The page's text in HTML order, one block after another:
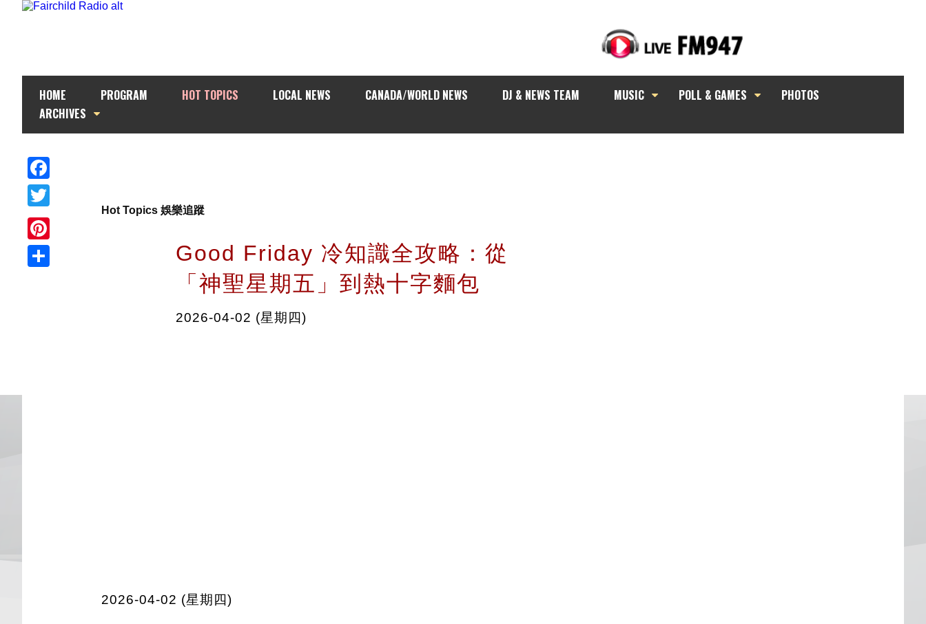
HOME PROGRAM HOT TOPICS LOCAL NEWS CANADA/WORLD NEWS DJ & NEWS TEAM MUSIC POLL & GAMES
PHOTOS
ARCHIVES
Facebook
Twitter
Pinterest
Hot Topics 娛樂追蹤
Good Friday 冷知識全攻略：從
「神聖星期五」到熱十字麵包
2026-04-02 (星期四)
2026-04-02 (星期四)